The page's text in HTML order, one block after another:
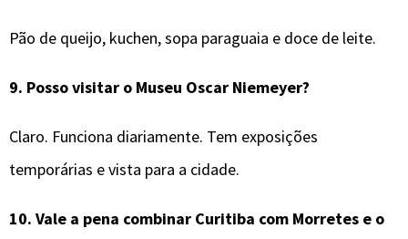
Pão de queijo, kuchen, sopa paraguaia e doce de leite.
9. Posso visitar o Museu Oscar Niemeyer?
Claro. Funciona diariamente. Tem exposições
temporárias e vista para a cidade.
10. Vale a pena combinar Curitiba com Morretes e o